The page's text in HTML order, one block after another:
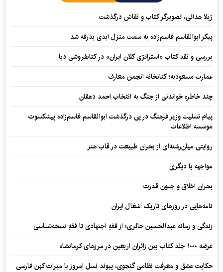
ژیلا هدائی، تصویرگر کتاب و نقاش درگذشت
پیکر ابوالقاسم قاسم‌زاده به سمت منزل ابدی بدرقه شد
بررسی و نقد کتاب «استراتژی کلان ایران» در کتابفروشی دبا
عمارت مسعودیه؛ کتابخانه انجمن معارف
چند خاطره خواندنی از جنگ به انتخاب احمد دهقان
پیام تسلیت وزیر فرهنگ در پی درگذشت ابوالقاسم قاسم‌زاده پیشکسوت
موسسه اطلاعات
روایتی میان‌رشته‌ای از بحران طبیعت در قاب هنر
مواجهه با دیگری
بحران اخلاق و جنون قدرت
نامه‌هایی در روزهای تاریک اشغال ایران
زندگی و زمانه عبدالحسین حائری؛ از فقهِ اجتهادی تا فقهِ نسخه‌شناسی
عرضه ۱۰۰۰ جلد کتاب بین زائران اربعین در مرزهای کرمانشاه
حکایت عشق و معرفت نظامی گنجوی، پیوند نسل امروز با میراث کهن فارسی